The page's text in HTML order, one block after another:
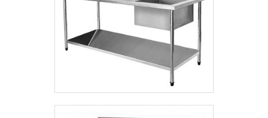
entre em contato com um dos nossos
consultores e solicite um orçamento! .